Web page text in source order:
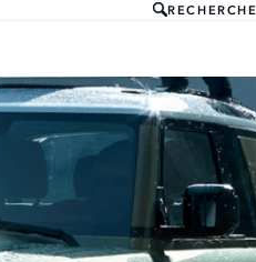
RECHERCHE